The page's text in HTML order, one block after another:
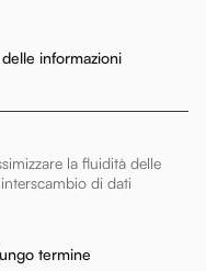
informazioni
la fluidità delle
di dati
termine